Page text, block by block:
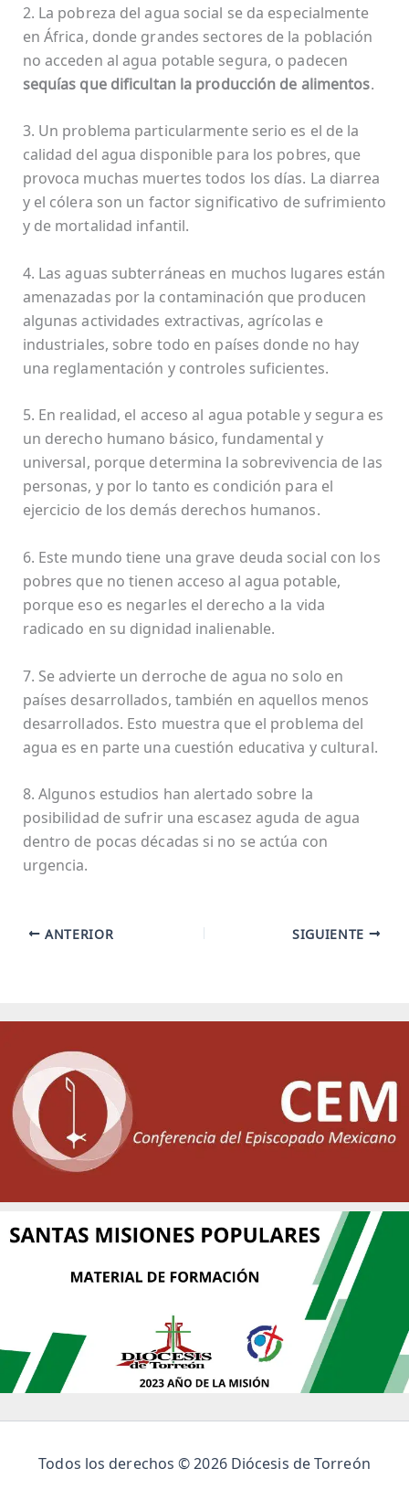
2. La pobreza del agua social se da especialmente
en África, donde grandes sectores de la población
no acceden al agua potable segura, o padecen
sequías que dificultan la producción de alimentos.
3. Un problema particularmente serio es el de la
calidad del agua disponible para los pobres, que
provoca muchas muertes todos los días. La diarrea
y el cólera son un factor significativo de sufrimiento
y de mortalidad infantil.
4. Las aguas subterráneas en muchos lugares están
amenazadas por la contaminación que producen
algunas actividades extractivas, agrícolas e
industriales, sobre todo en países donde no hay
una reglamentación y controles suficientes.
5. En realidad, el acceso al agua potable y segura es
un derecho humano básico, fundamental y
universal, porque determina la sobrevivencia de las
personas, y por lo tanto es condición para el
ejercicio de los demás derechos humanos.
6. Este mundo tiene una grave deuda social con los
pobres que no tienen acceso al agua potable,
porque eso es negarles el derecho a la vida
radicado en su dignidad inalienable.
7. Se advierte un derroche de agua no solo en
países desarrollados, también en aquellos menos
desarrollados. Esto muestra que el problema del
agua es en parte una cuestión educativa y cultural.
8. Algunos estudios han alertado sobre la
posibilidad de sufrir una escasez aguda de agua
dentro de pocas décadas si no se actúa con
urgencia.
ANTERIOR SIGUIENTE
Todos los derechos © 2026 Diócesis de Torreón